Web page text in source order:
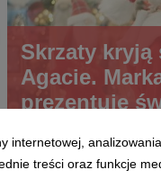
Skrzaty kryją
Agacie.
prezentuje
internetowej,
treści oraz funkcje